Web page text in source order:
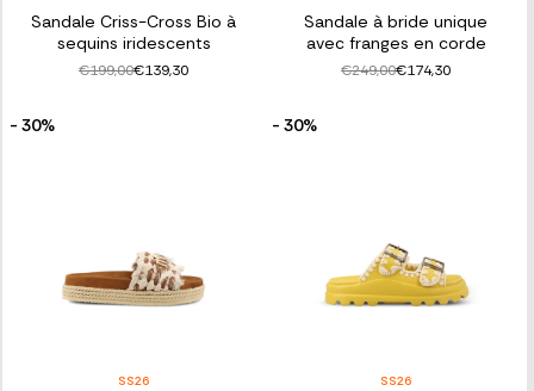
Sandale Criss-Cross Bio à
sequins iridescents
€199,00€139,30
Sandale à bride unique
avec franges en corde
€249,00€174,30
- 30%
SS26
- 30%
SS26